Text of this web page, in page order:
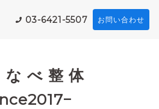
03-6421-5507 お問い合わせ
な べ 整 体